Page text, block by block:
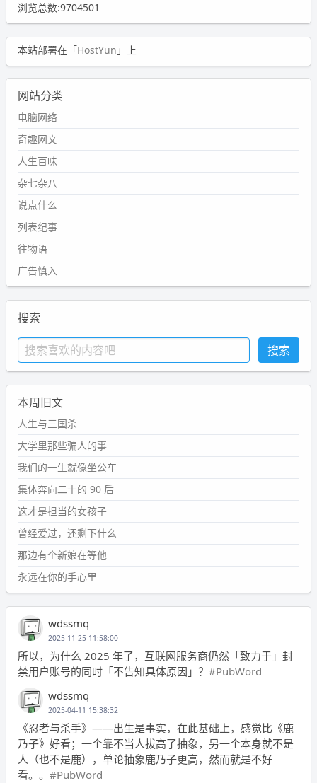
浏览总数:9704501
本站部署在「HostYun 」上
网站分类
电脑网络
奇趣网文
人生百味
杂七杂八
说点什么
列表纪事
往物语
广告慎入
搜索
本周旧文
人生与三国杀
大学里那些骗人的事
我们的一生就像坐公车
集体奔向二十的 90 后
这才是担当的女孩子
曾经爱过，还剩下什么
那边有个新娘在等他
永远在你的手心里
wdssmq
2025-11-25 11:58:00
所以，为什么 2025 年了，互联网服务商仍然「致力于」封
禁用户账号的同时「不告知具体原因」？ #PubWord
wdssmq
2025-04-11 15:38:32
《忍者与杀手》——出生是事实，在此基础上，感觉比《鹿
乃子》好看；一个靠不当人拔高了抽象，另一个本身就不是
人（也不是鹿），单论抽象鹿乃子更高，然而就是不好
看。。 #PubWord